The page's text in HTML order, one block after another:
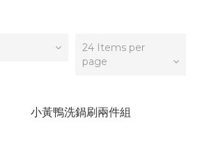
24 Items per
page